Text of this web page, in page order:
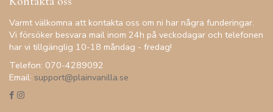
Varmt välkomna att kontakta oss om ni har några funderingar.
Vi försöker besvara mail inom 24h på veckodagar och telefonen
har vi tillgänglig 10-18 måndag - fredag!
Telefon: 070-4289092
Email: support@plainvanilla.se